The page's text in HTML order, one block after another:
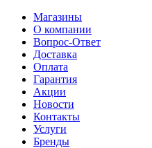
Магазины
О компании
Вопрос-Ответ
Доставка
Оплата
Гарантия
Акции
Новости
Контакты
Услуги
Бренды